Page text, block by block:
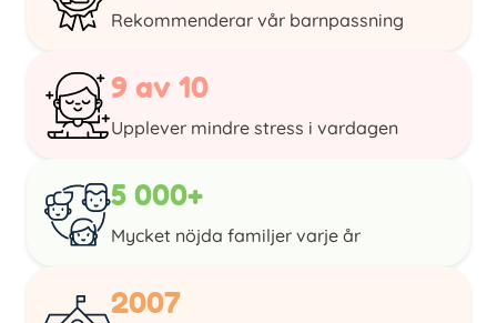
Rekommenderar vår barnpassning
9 av 10
Upplever mindre stress i vardagen
5 000+
Mycket nöjda familjer varje år
2007